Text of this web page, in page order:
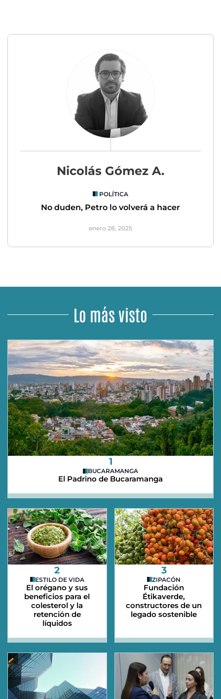
Nicolás Gómez A.
POLÍTICA
No duden, Petro lo volverá a hacer
enero 28, 2025
Lo más visto
1
BUCARAMANGA
El Padrino de Bucaramanga
2
ESTILO DE VIDA
El orégano y sus
beneficios para el
colesterol y la
retención de
líquidos
3
ZIPACÓN
Fundación
Étikaverde,
constructores de un
legado sostenible